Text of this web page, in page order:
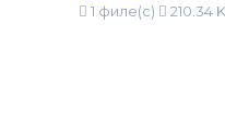
1 филе(с) 210.34